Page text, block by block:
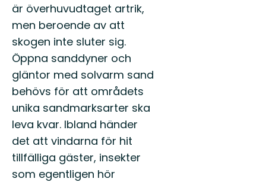
är överhuvudtaget artrik,
men beroende av att
skogen inte sluter sig.
Öppna sanddyner och
gläntor med solvarm sand
behövs för att områdets
unika sandmarksarter ska
leva kvar. Ibland händer
det att vindarna för hit
tillfälliga gäster, insekter
som egentligen hör